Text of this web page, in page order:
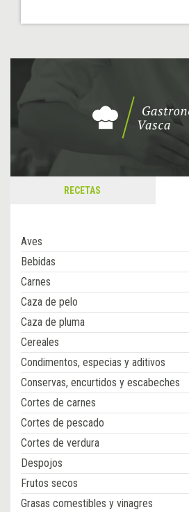
RECETAS
Aves
Bebidas
Carnes
Caza de pelo
Caza de pluma
Cereales
Condimentos, especias y aditivos
Conservas, encurtidos y escabeches
Cortes de carnes
Cortes de pescado
Cortes de verdura
Despojos
Frutos secos
Grasas comestibles y vinagres